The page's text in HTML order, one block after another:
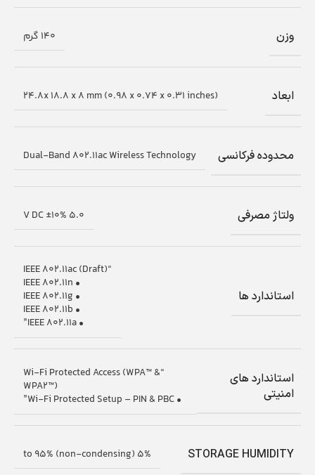
وزن 140 گرم
ابعاد 24.8x 18.8 x 8 mm (0.98 x 0.74 x 0.31 inches)
محدوده فرکانسی Dual-Band 802.11ac Wireless Technology
ولتاژ مصرفی 5.0 V DC ±10%
استاندارد ها
“IEEE 802.11ac (Draft)
• IEEE 802.11n
• IEEE 802.11g
• IEEE 802.11b
• IEEE 802.11a”
استاندارد های
امنیتی
“Wi-Fi Protected Access (WPA™ &
WPA2™)
• Wi-Fi Protected Setup – PIN & PBC”
STORAGE HUMIDITY
5% to 95% (non-condensing)